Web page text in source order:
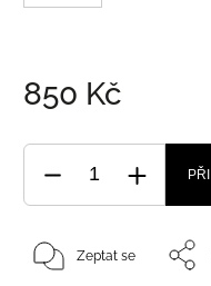
850 Kč
Zeptat se